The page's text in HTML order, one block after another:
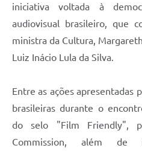
iniciativa voltada à
audiovisual brasileiro, que
ministra da Cultura,
Luiz Inácio Lula da Silva.
Entre as ações apresentadas
brasileiras durante o
do selo "Film Friendly",
Commission, além de